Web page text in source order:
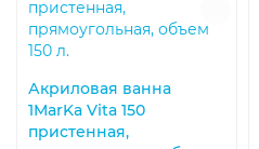
Акриловая ванна
1MarKa Vita 150
пристенная,